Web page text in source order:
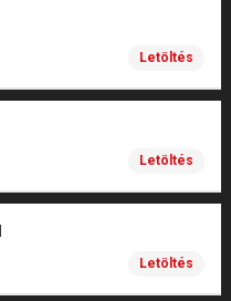
Letöltés
Letöltés
Letöltés